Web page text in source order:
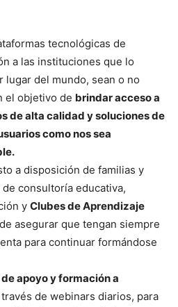
tecnológicas de
a las instituciones que lo
lugar del mundo, sean o no
el objetivo de brindar acceso a
de alta calidad y soluciones de
como nos sea
a disposición de familias y
consultoría educativa,
y Clubes de Aprendizaje
asegurar que tengan siempre
para continuar formándose
apoyo y formación a
través de webinars diarios, para